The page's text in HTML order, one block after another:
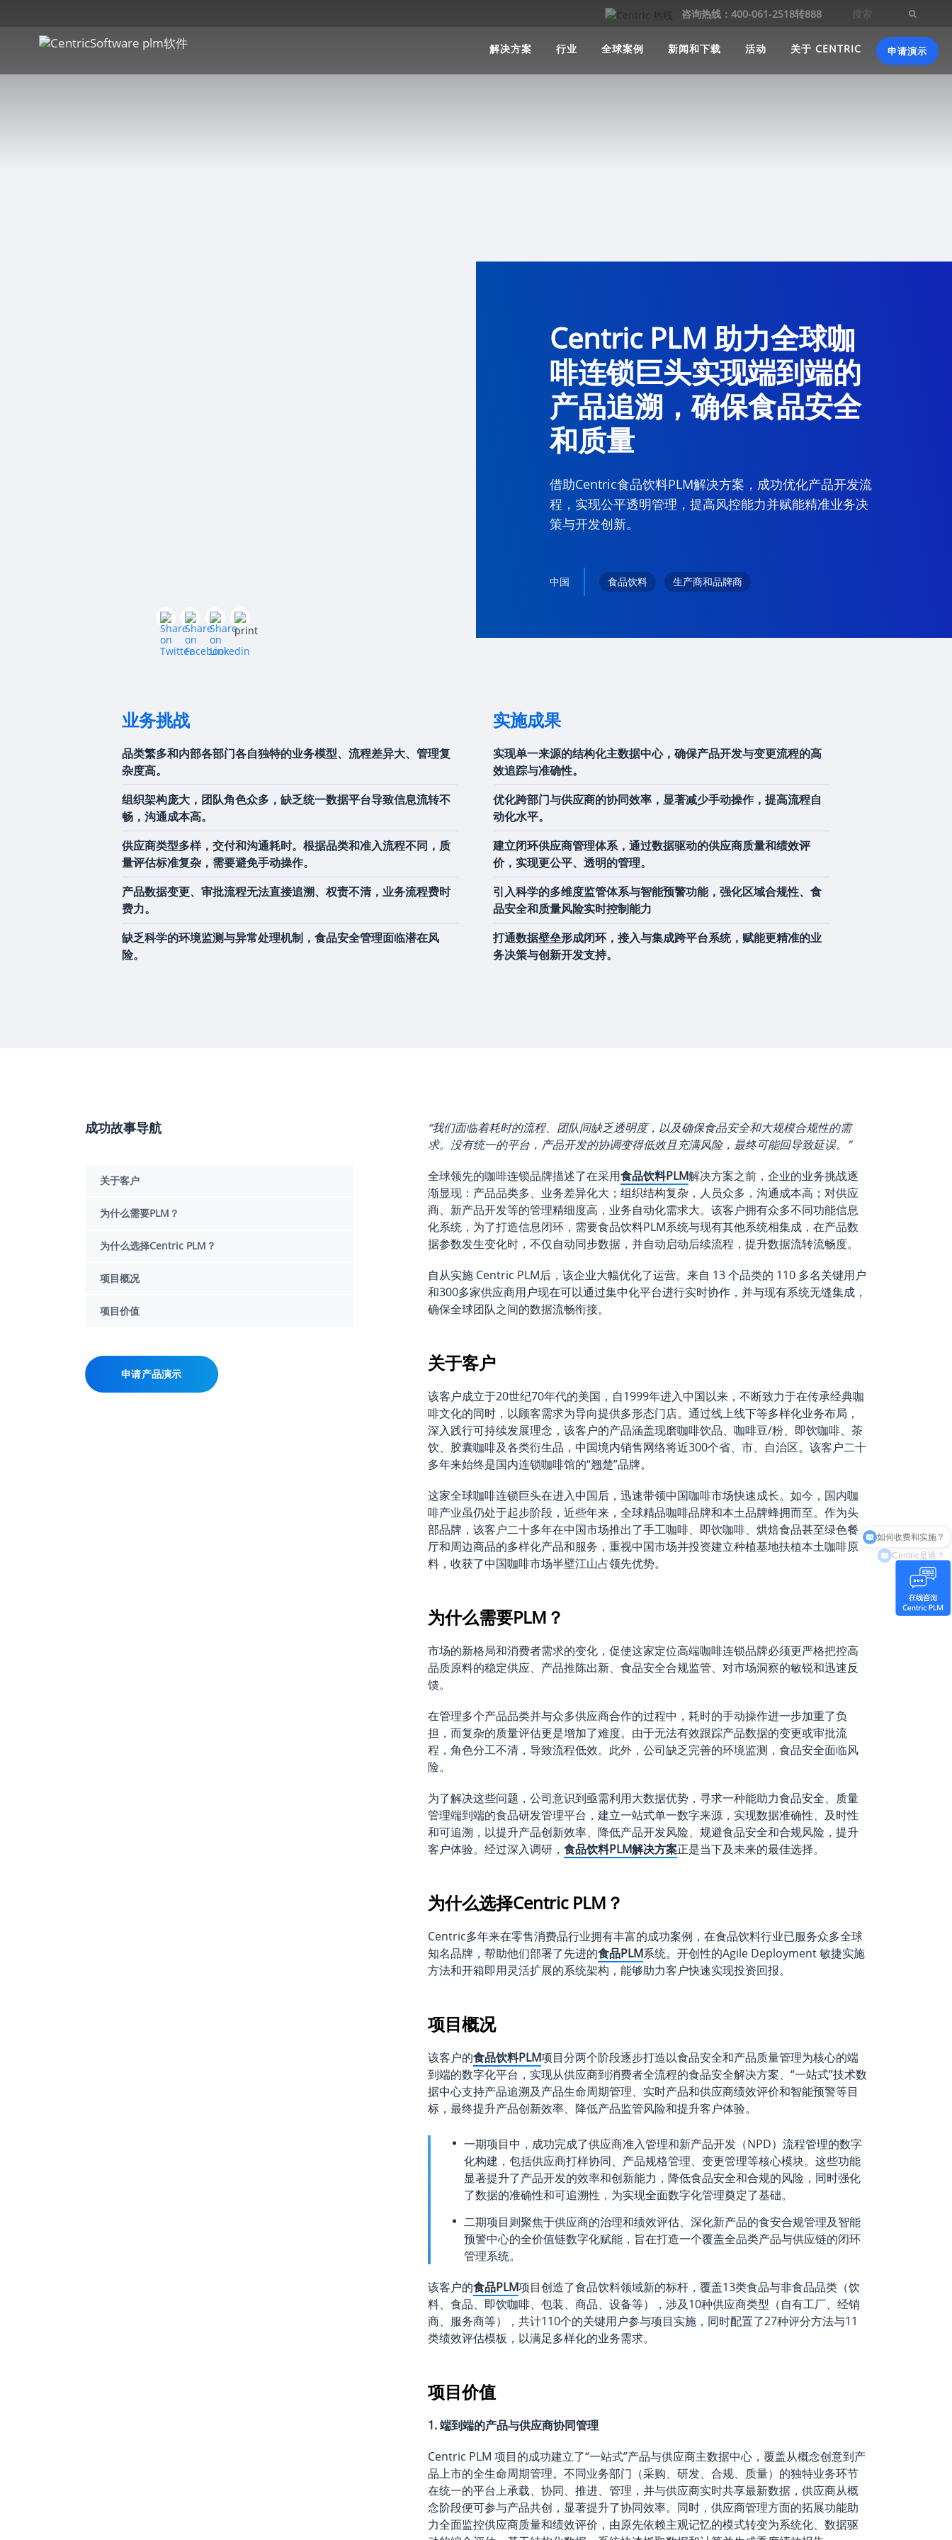
咨询热线：400-061-2518转888
解决方案 行业 全球案例 新闻和下载 活动 关于 CENTRIC 申请演示
Centric PLM 助力全球咖
啡连锁巨头实现端到端的
产品追溯，确保食品安全
和质量
借助Centric食品饮料PLM解决方案，成功优化产品开发流
程，实现公平透明管理，提高风控能力并赋能精准业务决
策与开发创新。
中国 食品饮料 生产商和品牌商
业务挑战
品类繁多和内部各部门各自独特的业务模型、流程差异大、管理复
杂度高。
组织架构庞大，团队角色众多，缺乏统一数据平台导致信息流转不
畅，沟通成本高。
供应商类型多样，交付和沟通耗时。根据品类和准入流程不同，质
量评估标准复杂，需要避免手动操作。
产品数据变更、审批流程无法直接追溯、权责不清，业务流程费时
费力。
缺乏科学的环境监测与异常处理机制，食品安全管理面临潜在风
险。
实施成果
实现单一来源的结构化主数据中心，确保产品开发与变更流程的高
效追踪与准确性。
优化跨部门与供应商的协同效率，显著减少手动操作，提高流程自
动化水平。
建立闭环供应商管理体系，通过数据驱动的供应商质量和绩效评
价，实现更公平、透明的管理。
引入科学的多维度监管体系与智能预警功能，强化区域合规性、食
品安全和质量风险实时控制能力
打通数据壁垒形成闭环，接入与集成跨平台系统，赋能更精准的业
务决策与创新开发支持。
成功故事导航
关于客户
为什么需要PLM？
为什么选择Centric PLM？
项目概况
项目价值
申请产品演示
“我们面临着耗时的流程、团队间缺乏透明度，以及确保食品安全和大规模合规性的需
求。没有统一的平台，产品开发的协调变得低效且充满风险，最终可能回导致延误。”
全球领先的咖啡连锁品牌描述了在采用食品饮料PLM解决方案之前，企业的业务挑战逐
渐显现：产品品类多、业务差异化大；组织结构复杂，人员众多，沟通成本高；对供应
商、新产品开发等的管理精细度高，业务自动化需求大。该客户拥有众多不同功能信息
化系统，为了打造信息闭环，需要食品饮料PLM系统与现有其他系统相集成，在产品数
据参数发生变化时，不仅自动同步数据，并自动启动后续流程，提升数据流转流畅度。
自从实施 Centric PLM后，该企业大幅优化了运营。来自 13 个品类的 110 多名关键用户
和300多家供应商用户现在可以通过集中化平台进行实时协作，并与现有系统无缝集成，
确保全球团队之间的数据流畅衔接。
关于客户
该客户成立于20世纪70年代的美国，自1999年进入中国以来，不断致力于在传承经典咖
啡文化的同时，以顾客需求为导向提供多形态门店。通过线上线下等多样化业务布局，
深入践行可持续发展理念，该客户的产品涵盖现磨咖啡饮品、咖啡豆/粉、即饮咖啡、茶
饮、胶囊咖啡及各类衍生品，中国境内销售网络将近300个省、市、自治区。该客户二十
多年来始终是国内连锁咖啡馆的“翘楚”品牌。
这家全球咖啡连锁巨头在进入中国后，迅速带领中国咖啡市场快速成长。如今，国内咖
啡产业虽仍处于起步阶段，近些年来，全球精品咖啡品牌和本土品牌蜂拥而至。作为头
部品牌，该客户二十多年在中国市场推出了手工咖啡、即饮咖啡、烘焙食品甚至绿色餐
厅和周边商品的多样化产品和服务，重视中国市场并投资建立种植基地扶植本土咖啡原
料，收获了中国咖啡市场半壁江山占领先优势。
为什么需要PLM？
市场的新格局和消费者需求的变化，促使这家定位高端咖啡连锁品牌必须更严格把控高
品质原料的稳定供应、产品推陈出新、食品安全合规监管、对市场洞察的敏锐和迅速反
馈。
在管理多个产品品类并与众多供应商合作的过程中，耗时的手动操作进一步加重了负
担，而复杂的质量评估更是增加了难度。由于无法有效跟踪产品数据的变更或审批流
程，角色分工不清，导致流程低效。此外，公司缺乏完善的环境监测，食品安全面临风
险。
为了解决这些问题，公司意识到亟需利用大数据优势，寻求一种能助力食品安全、质量
管理端到端的食品研发管理平台，建立一站式单一数字来源，实现数据准确性、及时性
和可追溯，以提升产品创新效率、降低产品开发风险、规避食品安全和合规风险，提升
客户体验。经过深入调研， 食品饮料PLM解决方案正是当下及未来的最佳选择。
为什么选择Centric PLM？
Centric多年来在零售消费品行业拥有丰富的成功案例，在食品饮料行业已服务众多全球
知名品牌，帮助他们部署了先进的食品PLM系统。开创性的Agile Deployment 敏捷实施
方法和开箱即用灵活扩展的系统架构，能够助力客户快速实现投资回报。
项目概况
该客户的食品饮料PLM项目分两个阶段逐步打造以食品安全和产品质量管理为核心的端
到端的数字化平台，实现从供应商到消费者全流程的食品安全解决方案、“一站式”技术数
据中心支持产品追溯及产品生命周期管理、实时产品和供应商绩效评价和智能预警等目
标，最终提升产品创新效率、降低产品监管风险和提升客户体验。
一期项目中，成功完成了供应商准入管理和新产品开发（NPD）流程管理的数字
化构建，包括供应商打样协同、产品规格管理、变更管理等核心模块。这些功能
显著提升了产品开发的效率和创新能力，降低食品安全和合规的风险，同时强化
了数据的准确性和可追溯性，为实现全面数字化管理奠定了基础。
二期项目则聚焦于供应商的治理和绩效评估、深化新产品的食安合规管理及智能
预警中心的全价值链数字化赋能，旨在打造一个覆盖全品类产品与供应链的闭环
管理系统。
该客户的食品PLM项目创造了食品饮料领域新的标杆，覆盖13类食品与非食品品类（饮
料、食品、即饮咖啡、包装、商品、设备等），涉及10种供应商类型（自有工厂、经销
商、服务商等），共计110个的关键用户参与项目实施，同时配置了27种评分方法与11
类绩效评估模板，以满足多样化的业务需求。
项目价值
1. 端到端的产品与供应商协同管理
Centric PLM 项目的成功建立了“一站式”产品与供应商主数据中心，覆盖从概念创意到产
品上市的全生命周期管理。不同业务部门（采购、研发、合规、质量）的独特业务环节
在统一的平台上承载、协同、推进、管理，并与供应商实时共享最新数据，供应商从概
念阶段便可参与产品共创，显著提升了协同效率。同时，供应商管理方面的拓展功能助
力全面监控供应商质量和绩效评价，由原先依赖主观记忆的模式转变为系统化、数据驱